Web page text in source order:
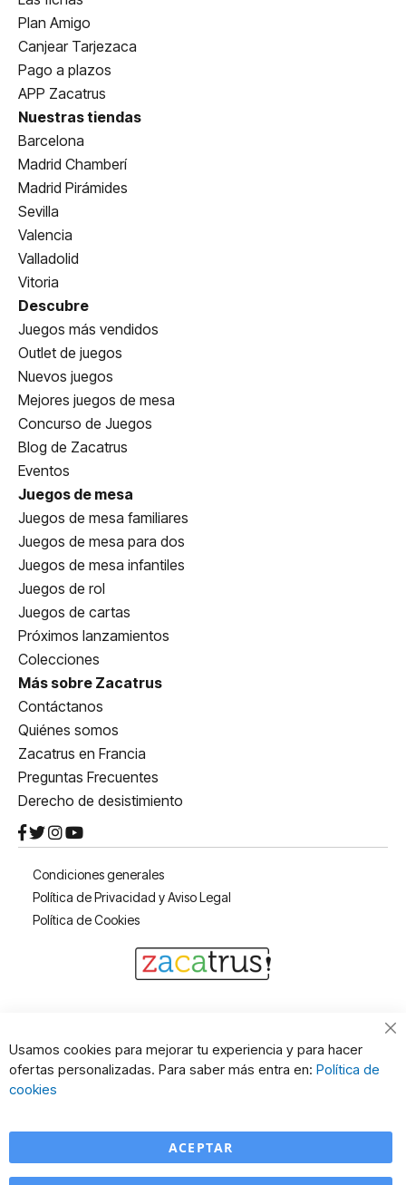
Plan Amigo
Canjear Tarjezaca
Pago a plazos
APP Zacatrus
Nuestras tiendas
Barcelona
Madrid Chamberí
Madrid Pirámides
Sevilla
Valencia
Valladolid
Vitoria
Descubre
Juegos más vendidos
Outlet de juegos
Nuevos juegos
Mejores juegos de mesa
Concurso de Juegos
Blog de Zacatrus
Eventos
Juegos de mesa
Juegos de mesa familiares
Juegos de mesa para dos
Juegos de mesa infantiles
Juegos de rol
Juegos de cartas
Próximos lanzamientos
Colecciones
Más sobre Zacatrus
Contáctanos
Quiénes somos
Zacatrus en Francia
Preguntas Frecuentes
Derecho de desistimiento
Condiciones generales
Política de Privacidad y Aviso Legal
Política de Cookies
Usamos cookies para mejorar tu experiencia y para hacer
ofertas personalizadas. Para saber más entra en: Política de
cookies
ACEPTAR